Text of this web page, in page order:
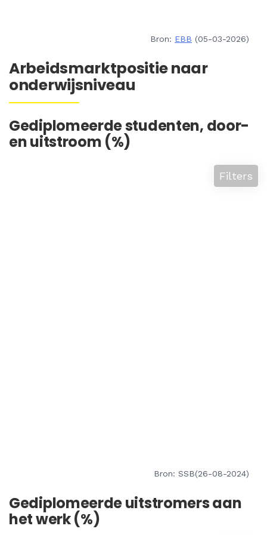
Bron: EBB (05-03-2026)
Arbeidsmarktpositie naar
onderwijsniveau
Gediplomeerde studenten, door-
en uitstroom (%)
Filters
Bron: SSB(26-08-2024)
Gediplomeerde uitstromers aan
het werk (%)